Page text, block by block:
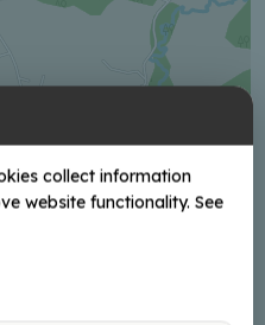
collect information
website functionality. See